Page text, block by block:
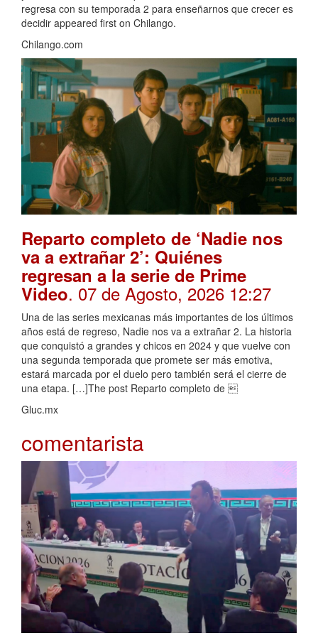
regresa con su temporada 2 para enseñarnos que crecer es
decidir appeared first on Chilango.
Chilango.com
Reparto completo de ‘Nadie nos
va a extrañar 2’: Quiénes
regresan a la serie de Prime
Video. 07 de Agosto, 2026 12:27
Una de las series mexicanas más importantes de los últimos
años está de regreso, Nadie nos va a extrañar 2. La historia
que conquistó a grandes y chicos en 2024 y que vuelve con
una segunda temporada que promete ser más emotiva,
estará marcada por el duelo pero también será el cierre de
una etapa. […]The post Reparto completo de 
Gluc.mx
comentarista